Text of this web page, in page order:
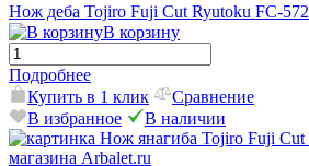
Нож деба Tojiro Fuji Cut Ryutoku FC-572
В корзину
Подробнее
Купить в 1 клик
Сравнение
В избранное
В наличии